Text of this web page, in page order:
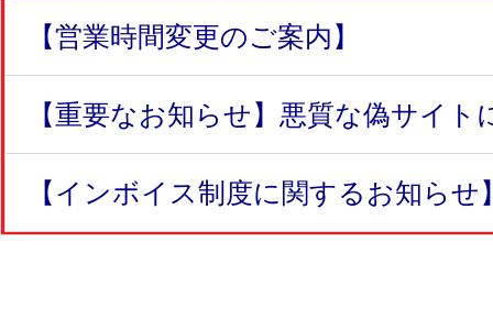
【営業時間変更のご案内】
【重要なお知らせ】悪質な偽サイト
【インボイス制度に関するお知らせ